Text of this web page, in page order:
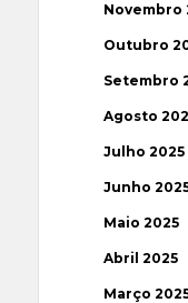
Novembro
Outubro
Setembro
Agosto
Julho 2025
Junho
Maio 2025
Abril 2025
Março